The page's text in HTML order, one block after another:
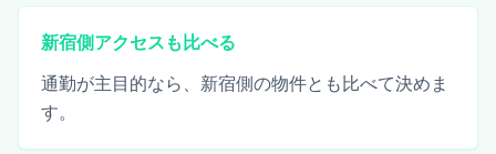
新宿側アクセスも比べる
通勤が主目的なら、新宿側の物件とも比べて決めま
す。